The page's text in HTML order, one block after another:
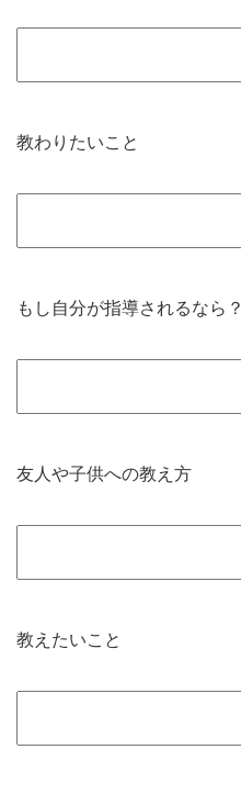
教わりたいこと
もし自分が指導されるなら？
友人や子供への教え方
教えたいこと